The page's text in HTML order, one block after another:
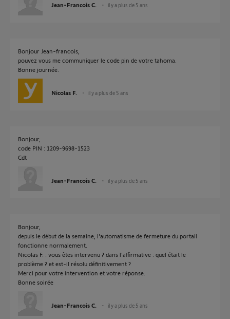
Jean-Francois C. il y a plus de 5 ans
Bonjour Jean-francois,
pouvez vous me communiquer le code pin de votre tahoma.
Bonne journée.
Nicolas F. il y a plus de 5 ans
Bonjour,
code PIN : 1209-9698-1523
Cdt
Jean-Francois C. il y a plus de 5 ans
Bonjour,
depuis le début de la semaine, l'automatisme de fermeture du portail
fonctionne normalement.
Nicolas F. : vous êtes intervenu ? dans l'affirmative : quel était le
problème ? et est-il résolu définitivement ?
Merci pour votre intervention et votre réponse.
Bonne soirée
Jean-Francois C. il y a plus de 5 ans